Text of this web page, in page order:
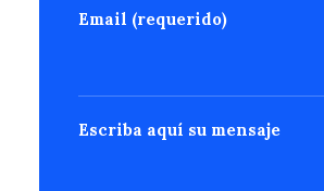
Email (requerido)
Escriba aquí su mensaje